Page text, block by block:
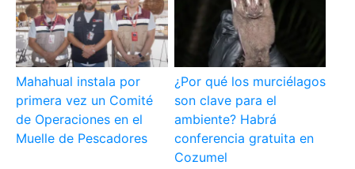
Mahahual instala por
primera vez un Comité
de Operaciones en el
Muelle de Pescadores
¿Por qué los murciélagos
son clave para el
ambiente? Habrá
conferencia gratuita en
Cozumel